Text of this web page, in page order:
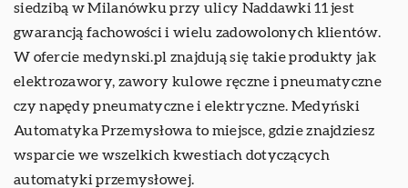
siedzibą w Milanówku przy ulicy Naddawki 11 jest
gwarancją fachowości i wielu zadowolonych klientów.
W ofercie medynski.pl znajdują się takie produkty jak
elektrozawory, zawory kulowe ręczne i pneumatyczne
czy napędy pneumatyczne i elektryczne. Medyński
Automatyka Przemysłowa to miejsce, gdzie znajdziesz
wsparcie we wszelkich kwestiach dotyczących
automatyki przemysłowej.